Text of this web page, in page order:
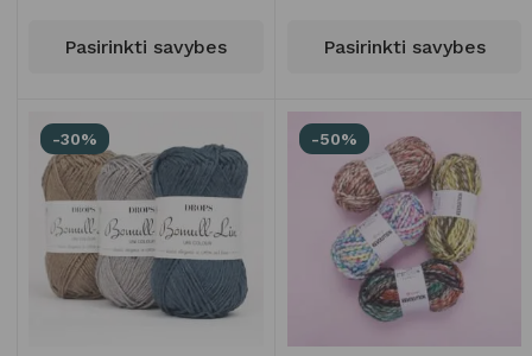
Pasirinkti savybes Pasirinkti savybes
-30% -50%